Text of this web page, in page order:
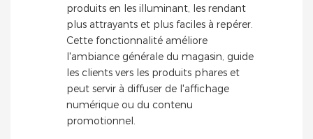
produits en les illuminant, les rendant
plus attrayants et plus faciles à repérer.
Cette fonctionnalité améliore
l'ambiance générale du magasin, guide
les clients vers les produits phares et
peut servir à diffuser de l'affichage
numérique ou du contenu
promotionnel.